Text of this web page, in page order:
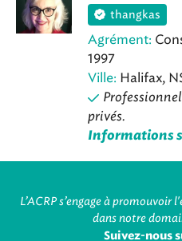
thangkas
Agrément:
1997
Ville: Halifax,
privés.
Informations
L’ACRP s’engage à
dans notre
Suivez-nous